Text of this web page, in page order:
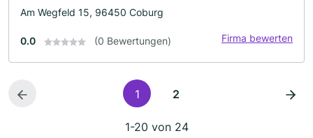
Am Wegfeld 15, 96450 Coburg
0.0 (0 Bewertungen) Firma bewerten
1 2
1-20 von 24